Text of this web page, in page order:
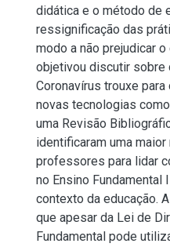
didática e o método de
ressignificação das
modo a não prejudicar
objetivou discutir sobre
Coronavírus trouxe
novas tecnologias
uma Revisão
identificaram uma
professores para lidar
no Ensino
contexto da educação.
que apesar da Lei de
Fundamental pode